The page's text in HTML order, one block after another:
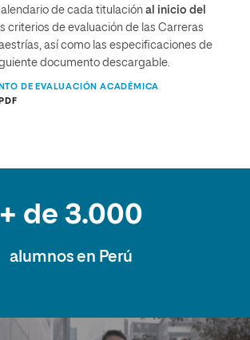
de cada titulación al inicio del
criterios de evaluación de las Carreras
así como las especificaciones de
documento descargable.
DE EVALUACIÓN ACADÉMICA
+ de 3.000
alumnos en Perú